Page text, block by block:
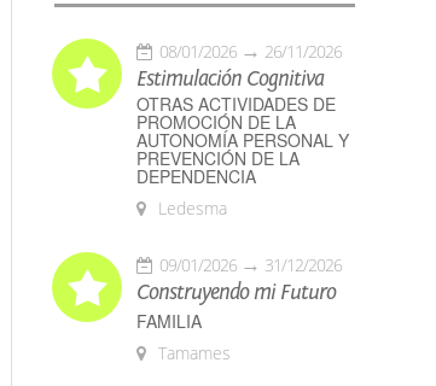
08/01/2026 26/11/2026
Estimulación Cognitiva
OTRAS ACTIVIDADES DE
PROMOCIÓN DE LA
AUTONOMÍA PERSONAL Y
PREVENCIÓN DE LA
DEPENDENCIA
Ledesma
09/01/2026 31/12/2026
Construyendo mi Futuro
FAMILIA
Tamames